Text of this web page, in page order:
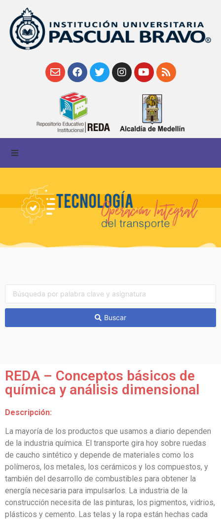
Buscar
REDA – Conceptos básicos de
química y análisis dimensional
Descripción:
La mayoría de los productos que usamos a diario dependen
de la industria química. El transporte gira hoy sobre ruedas
de caucho sintético y depende de materiales como los
polímeros, los metales, los cerámicos y los compuestos, y
también del desarrollo de combustibles para obtener la
energía necesaria para impulsarlos. La industria de la
construcción necesita de las pinturas, los pigmentos, vidrios,
plásticos y cemento. Las telas y la ropa están hechas cada